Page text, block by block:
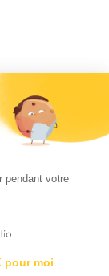
2026 Tout droits réservés
pendant votre
pour moi